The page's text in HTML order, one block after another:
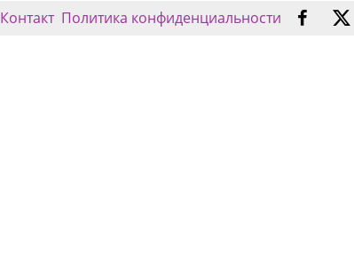
Контакт Политика конфиденциальности